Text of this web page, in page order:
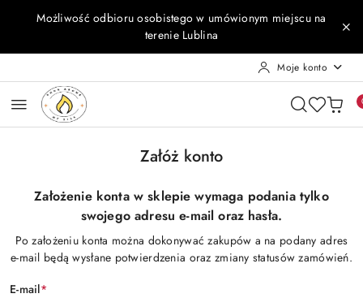
Przejdź do treści głównej
Przejdź do wyszukiwarki
Przejdź do moje konto
Przejdź do menu głównego
Przejdź do stopki
Możliwość odbioru osobistego w umówionym miejscu na
terenie Lublina
Moje konto
Załóż konto
Założenie konta w sklepie wymaga podania tylko
swojego adresu e-mail oraz hasła.
Po założeniu konta można dokonywać zakupów a na podany adres
e-mail będą wysłane potwierdzenia oraz zmiany statusów zamówień.
E-mail*